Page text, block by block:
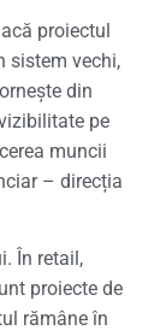
proiectul
sistem vechi,
din
pe
muncii
– direcția
În retail,
proiecte de
rămâne în